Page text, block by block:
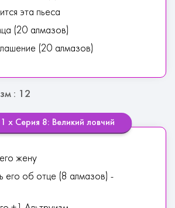
эта пьеса
(20 алмазов)
(20 алмазов)
: 12
х Серия 8: Великий ловчий
жену
его об отце (8 алмазов) -